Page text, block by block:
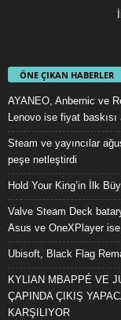
ÖNE ÇIKAN HABERLER
AYANEO, Anbernic ve
Lenovo ise fiyat baskısı
Steam ve yayıncılar
peşe netleştirdi
Hold Your King’in İlk
Valve Steam Deck
Asus ve OneXPlayer ise
Ubisoft, Black Flag
KYLIAN MBAPPÉ VE
ÇAPINDA ÇIKIŞ
KARŞILIYOR